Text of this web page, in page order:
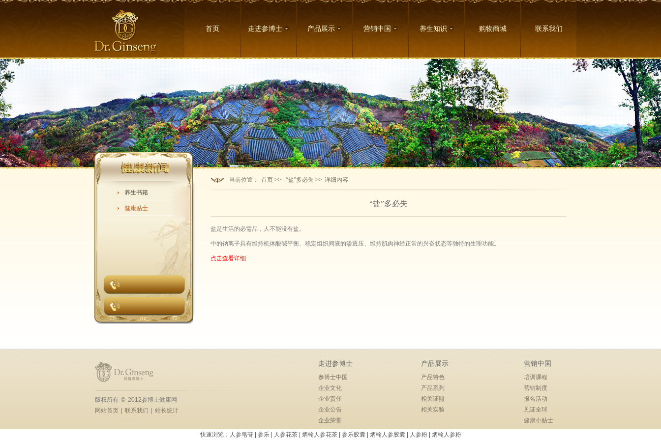
首页 走进参博士 产品展示 营销中国 养生知识 购物商城 联系我们
养生书籍
健康贴士
当前位置： 首页 >> “盐”多必失 >> 详细内容
“盐”多必失
盐是生活的必需品，人不能没有盐。
中的钠离子具有维持机体酸碱平衡、稳定组织间液的渗透压、维持肌肉神经正常的兴奋状态等独特的生理功能。
点击查看详细
版权所有 © 2012参博士健康网
网站首页
联系我们 站长统计
走进参博士
参博士中国
企业文化
企业责任
企业公告
企业荣誉
产品展示
产品特色
产品系列
相关证照
相关实验
营销中国
培训课程
营销制度
报名活动
见证全球
健康小贴士
快速浏览： 人参皂苷| 参乐| 人参花茶| 炳翰人参花茶| 参乐胶囊| 炳翰人参胶囊| 人参粉| 炳翰人参粉